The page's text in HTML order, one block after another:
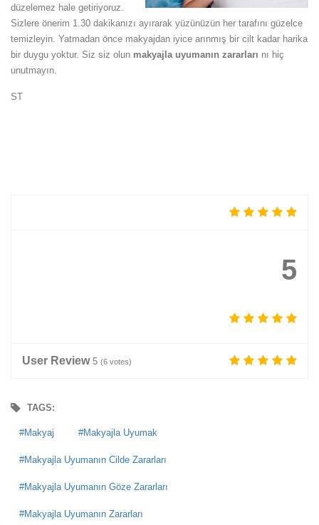
düzelemez hale getiriyoruz.
Sizlere önerim 1.30 dakikanızı ayırarak yüzünüzün her tarafını güzelce
temizleyin. Yatmadan önce makyajdan iyice arınmış bir cilt kadar harika
bir duygu yoktur. Siz siz olun makyajla uyumanın zararları nı hiç
unutmayın.
ST
5
User Review 5 (6 votes)
TAGS:
Makyaj Makyajla Uyumak
Makyajla Uyumanın Cilde Zararları
Makyajla Uyumanın Göze Zararları
Makyajla Uyumanın Zararları